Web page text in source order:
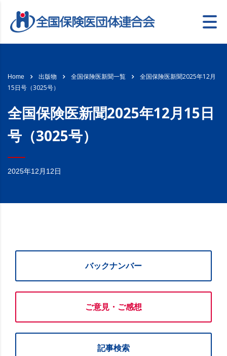
Home 出版物 全国保険医新聞一覧
全国保険医新聞2025年12月
15日号（3025号）
全国保険医新聞2025年12月15日
号（3025号）
2025年12月12日
バックナンバー
ご意見・ご感想
記事検索